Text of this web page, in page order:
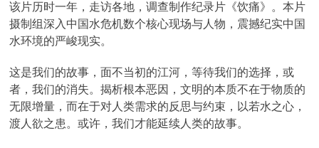
该片历时一年，走访各地，调查制作纪录片《饮痛》。本片
摄制组深入中国水危机数个核心现场与人物，震撼纪实中国
水环境的严峻现实。
这是我们的故事，面不当初的江河，等待我们的选择，或
者，我们的消失。揭析根本恶因，文明的本质不在于物质的
无限增量，而在于对人类需求的反思与约束，以若水之心，
渡人欲之患。或许，我们才能延续人类的故事。